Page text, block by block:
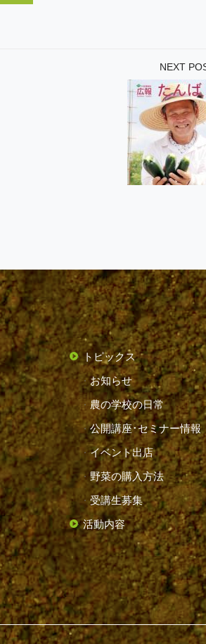
NEXT
トピックス
お知らせ
農の学校の日常
公開講座･セミナー情報
イベント出店
野菜の購入方法
受講生募集
活動内容